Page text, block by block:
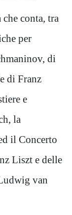
conta, tra
per
di
di Franz
e
la
il Concerto
Liszt e delle
van